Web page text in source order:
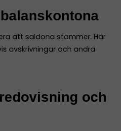
att saldona stämmer. Här
avskrivningar och andra
och